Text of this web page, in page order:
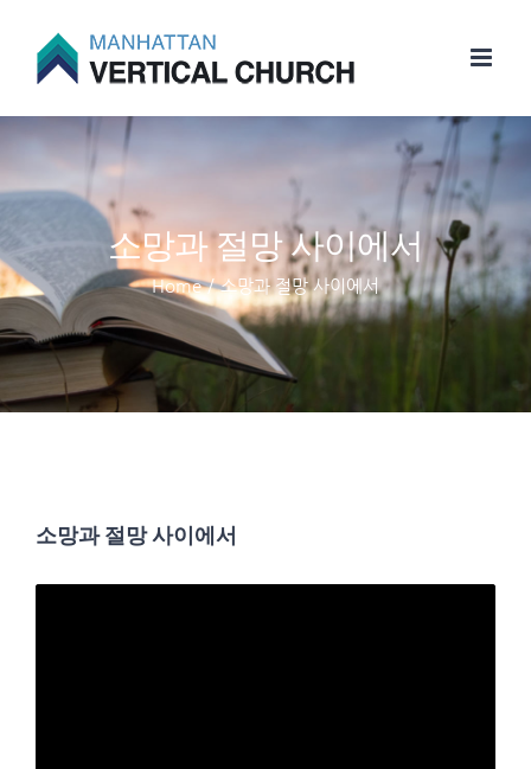
소망과 절망 사이에서
Home / 소망과 절망 사이에서
소망과 절망 사이에서